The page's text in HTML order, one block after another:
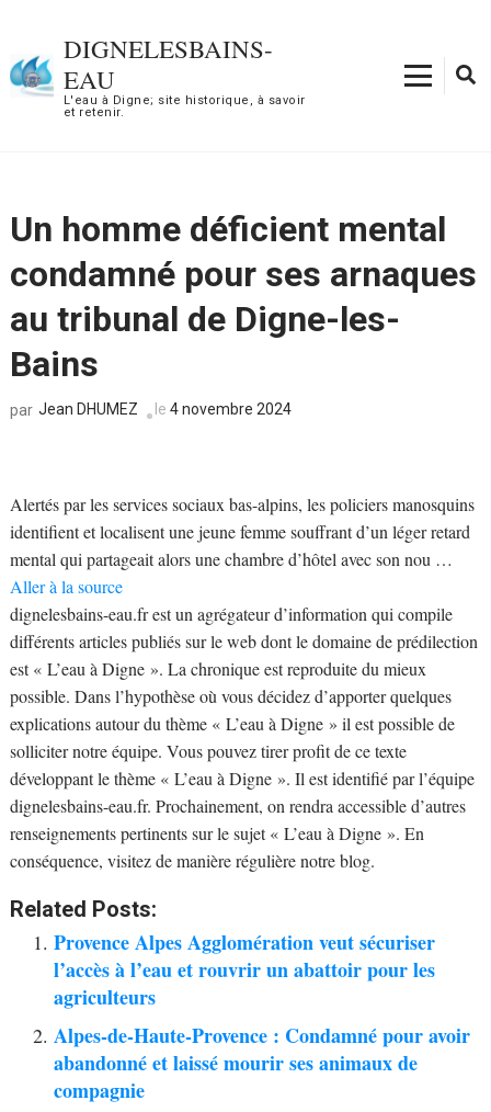
contenu
(Pressez
DIGNELESBAINS-
EAU
L'eau à Digne; site historique, à savoir
et retenir.
Un homme déficient mental
condamné pour ses arnaques
au tribunal de Digne-les-
Bains
par Jean DHUMEZ le 4 novembre 2024
Alertés par les services sociaux bas-alpins, les policiers manosquins
identifient et localisent une jeune femme souffrant d’un léger retard
mental qui partageait alors une chambre d’hôtel avec son nou …
Aller à la source
dignelesbains-eau.fr est un agrégateur d’information qui compile
différents articles publiés sur le web dont le domaine de prédilection
est « L’eau à Digne ». La chronique est reproduite du mieux
possible. Dans l’hypothèse où vous décidez d’apporter quelques
explications autour du thème « L’eau à Digne » il est possible de
solliciter notre équipe. Vous pouvez tirer profit de ce texte
développant le thème « L’eau à Digne ». Il est identifié par l’équipe
dignelesbains-eau.fr. Prochainement, on rendra accessible d’autres
renseignements pertinents sur le sujet « L’eau à Digne ». En
conséquence, visitez de manière régulière notre blog.
Related Posts:
Provence Alpes Agglomération veut sécuriser
l’accès à l’eau et rouvrir un abattoir pour les
agriculteurs
Alpes-de-Haute-Provence : Condamné pour avoir
abandonné et laissé mourir ses animaux de
compagnie